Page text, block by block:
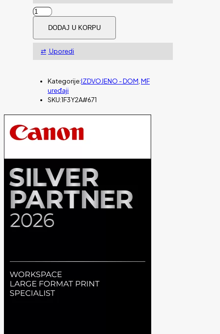
MFP
HP
Smart
Tank
580
količina
DODAJ U KORPU
Uporedi
Kategorije:IZDVOJENO - DOM MF
uređaji
SKU:1F3Y2A#671